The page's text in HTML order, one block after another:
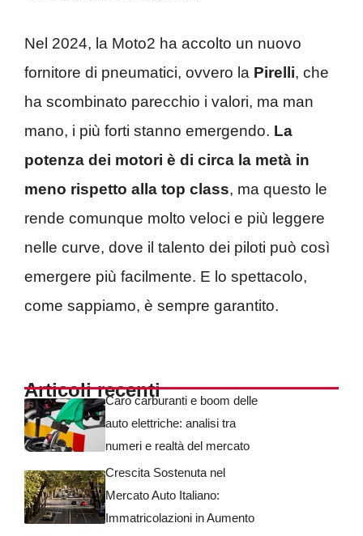
Nel 2024, la Moto2 ha accolto un nuovo
fornitore di pneumatici, ovvero la Pirelli, che
ha scombinato parecchio i valori, ma man
mano, i più forti stanno emergendo. La
potenza dei motori è di circa la metà in
meno rispetto alla top class, ma questo le
rende comunque molto veloci e più leggere
nelle curve, dove il talento dei piloti può così
emergere più facilmente. E lo spettacolo,
come sappiamo, è sempre garantito.
Articoli recentiCaro carburanti e boom delle
auto elettriche: analisi tra
numeri e realtà del mercato
Crescita Sostenuta nel
Mercato Auto Italiano:
Immatricolazioni in Aumento